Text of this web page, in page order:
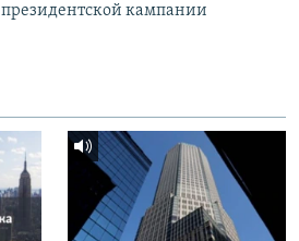
президентской кампании